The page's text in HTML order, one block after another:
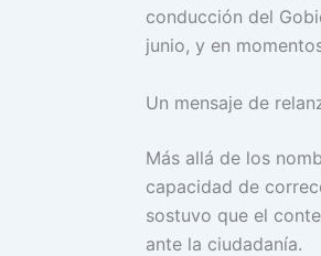
conducción del
junio, y en
Un mensaje de
Más allá de los
capacidad de
sostuvo que el
ante la ciudadanía.